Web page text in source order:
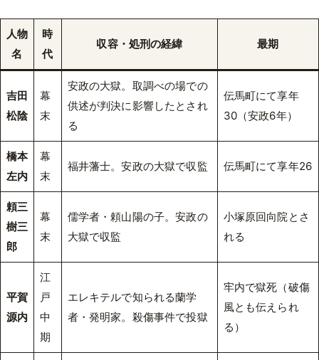
人物
名
時
代
収容・処刑の経緯 最期
吉田
松陰
幕
末
安政の大獄。取調べの場での
供述が判決に影響したとされ
る
伝馬町にて享年
30（安政6年）
橋本
左内
幕
末
福井藩士。安政の大獄で収監 伝馬町にて享年26
頼三
樹三
郎
幕
末
儒学者・頼山陽の子。安政の
大獄で収監
小塚原回向院とさ
れる
平賀
源内
江
戸
中
期
エレキテルで知られる蘭学
者・発明家。殺傷事件で投獄
牢内で獄死（破傷
風とも伝えられ
る）